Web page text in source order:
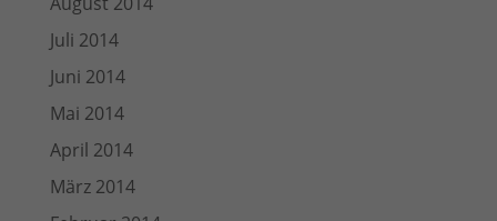
Juli 2014
Juni 2014
Mai 2014
April 2014
März 2014